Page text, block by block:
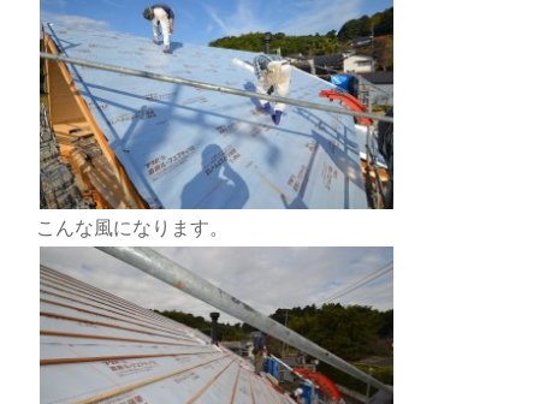
こんな風になります。